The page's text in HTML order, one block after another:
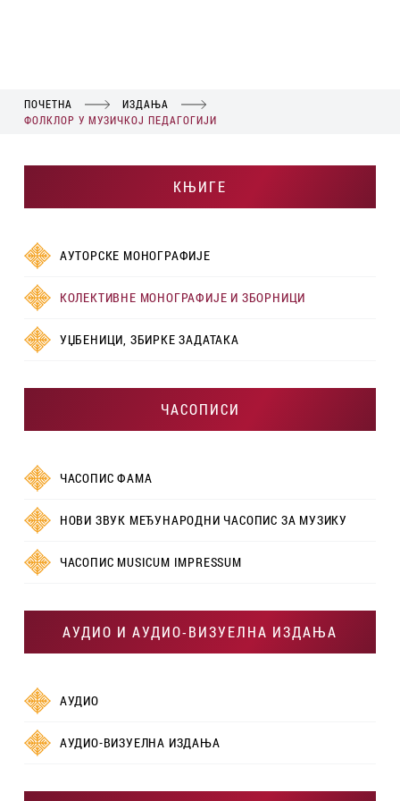
ПОЧЕТНА
ИЗДАЊА
ФОЛКЛОР У МУЗИЧКОЈ ПЕДАГОГИЈИ
КЊИГЕ
АУТОРСКЕ МОНОГРАФИЈЕ
КОЛЕКТИВНЕ МОНОГРАФИЈЕ И ЗБОРНИЦИ
УЏБЕНИЦИ, ЗБИРКЕ ЗАДАТАКА
ЧАСОПИСИ
ЧАСОПИС ФАМА
НОВИ ЗВУК МЕЂУНАРОДНИ ЧАСОПИС ЗА МУЗИКУ
ЧАСОПИС MUSICUM IMPRESSUM
АУДИО И АУДИО-ВИЗУЕЛНА ИЗДАЊА
АУДИО
АУДИО-ВИЗУЕЛНА ИЗДАЊА